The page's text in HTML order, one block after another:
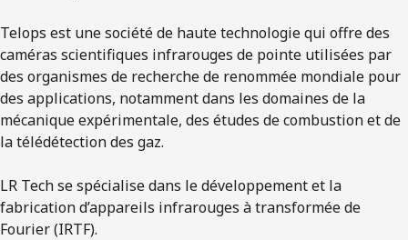
Telops est une société de haute technologie qui offre des
caméras scientifiques infrarouges de pointe utilisées par
des organismes de recherche de renommée mondiale pour
des applications, notamment dans les domaines de la
mécanique expérimentale, des études de combustion et de
la télédétection des gaz.
LR Tech se spécialise dans le développement et la
fabrication d’appareils infrarouges à transformée de
Fourier (IRTF).